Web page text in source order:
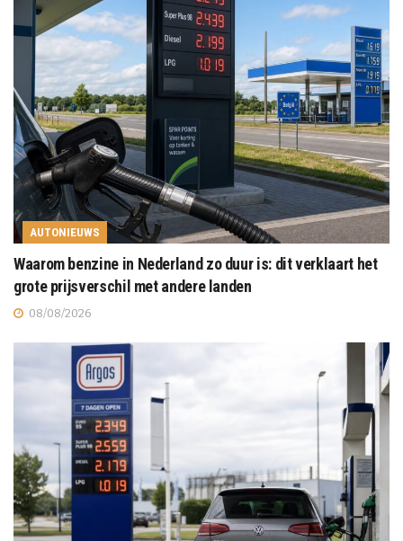
AUTONIEUWS
Waarom benzine in Nederland zo duur is: dit verklaart het
grote prijsverschil met andere landen
08/08/2026